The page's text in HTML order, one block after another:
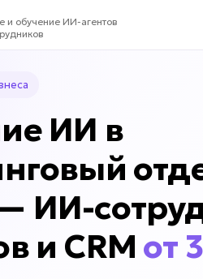
и обучение ИИ-агентов
ИИ в
ИИ-
и CRM от